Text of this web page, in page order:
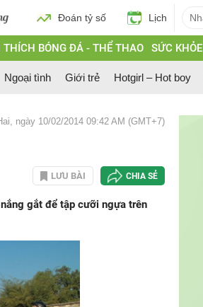
Đoán tỷ số Lịch
BÓNG ĐÁ - THỂ THAO SỨC KHỎE
Ngoại tình Giới trẻ Hotgirl – Hot boy
ngày 10/02/2014 09:42 AM (GMT+7)
LƯU BÀI CHIA SẺ
gắt để tập cưỡi ngựa trên